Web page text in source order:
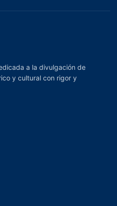
a la divulgación de
y cultural con rigor y